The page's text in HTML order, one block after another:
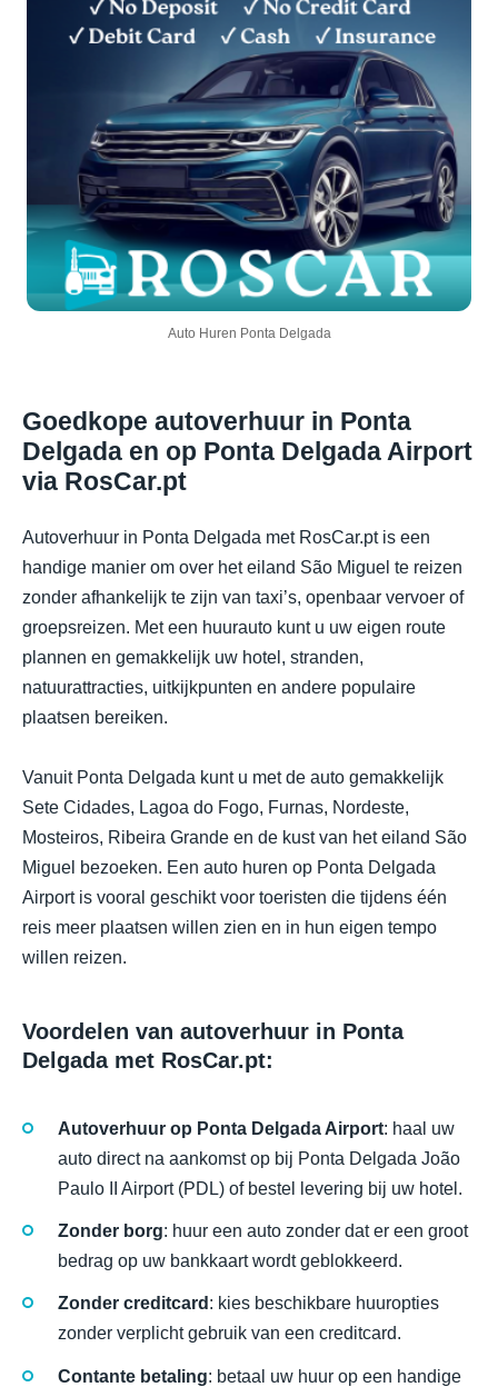
Auto Huren Ponta Delgada
Goedkope autoverhuur in Ponta
Delgada en op Ponta Delgada Airport
via RosCar.pt
Autoverhuur in Ponta Delgada met RosCar.pt is een
handige manier om over het eiland São Miguel te reizen
zonder afhankelijk te zijn van taxi’s, openbaar vervoer of
groepsreizen. Met een huurauto kunt u uw eigen route
plannen en gemakkelijk uw hotel, stranden,
natuurattracties, uitkijkpunten en andere populaire
plaatsen bereiken.
Vanuit Ponta Delgada kunt u met de auto gemakkelijk
Sete Cidades, Lagoa do Fogo, Furnas, Nordeste,
Mosteiros, Ribeira Grande en de kust van het eiland São
Miguel bezoeken. Een auto huren op Ponta Delgada
Airport is vooral geschikt voor toeristen die tijdens één
reis meer plaatsen willen zien en in hun eigen tempo
willen reizen.
Voordelen van autoverhuur in Ponta
Delgada met RosCar.pt:
Autoverhuur op Ponta Delgada Airport: haal uw
auto direct na aankomst op bij Ponta Delgada João
Paulo II Airport (PDL) of bestel levering bij uw hotel.
Zonder borg: huur een auto zonder dat er een groot
bedrag op uw bankkaart wordt geblokkeerd.
Zonder creditcard : kies beschikbare huuropties
zonder verplicht gebruik van een creditcard.
Contante betaling: betaal uw huur op een handige